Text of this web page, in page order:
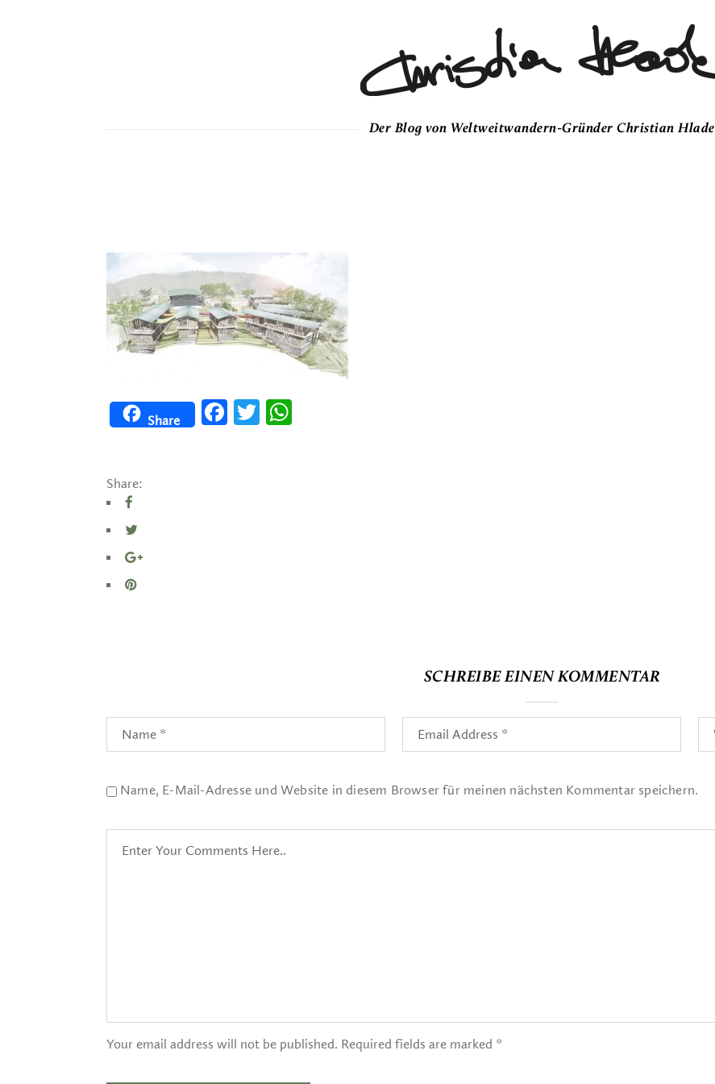
Der Blog von Weltweitwandern-Gründer Christian Hlade
Share
FacebookTwitter
Share:
SCHREIBE EINEN KOMMENTAR
Name, E-Mail-Adresse und Website in diesem Browser für meinen nächsten Kommentar speichern.
Your email address will not be published. Required fields are marked *